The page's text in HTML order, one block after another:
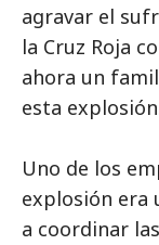
agravar el
la Cruz Roja
ahora un
esta
Uno de los
explosión era
a coordinar